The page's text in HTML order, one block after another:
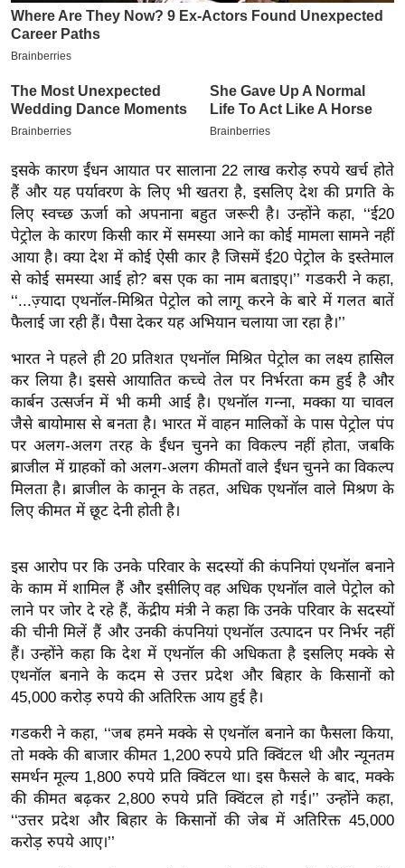
6
क्रा
इ
म
ई
-
पे
प
र
मि
सा
ल
बे
मि
सा
ल
श
ख्सि
य
त
इं
डि
या
सा
हि
त्य
ग
त
ऑ
टो
व
इसके कारण ईंधन आयात पर सालाना 22 लाख करोड़ रुपये खर्च होते
हैं और यह पर्यावरण के लिए भी खतरा है, इसलिए देश की प्रगति के
लिए स्वच्छ ऊर्जा को अपनाना बहुत जरूरी है। उन्होंने कहा, ‘‘ई20
पेट्रोल के कारण किसी कार में समस्या आने का कोई मामला सामने नहीं
आया है। क्या देश में कोई ऐसी कार है जिसमें ई20 पेट्रोल के इस्तेमाल
से कोई समस्या आई हो? बस एक का नाम बताइए।’’ गडकरी ने कहा,
‘‘...ज़्यादा एथनॉल-मिश्रित पेट्रोल को लागू करने के बारे में गलत बातें
फैलाई जा रही हैं। पैसा देकर यह अभियान चलाया जा रहा है।’’
भारत ने पहले ही 20 प्रतिशत एथनॉल मिश्रित पेट्रोल का लक्ष्य हासिल
कर लिया है। इससे आयातित कच्चे तेल पर निर्भरता कम हुई है और
कार्बन उत्सर्जन में भी कमी आई है। एथनॉल गन्ना, मक्का या चावल
जैसे बायोमास से बनता है। भारत में वाहन मालिकों के पास पेट्रोल पंप
पर अलग-अलग तरह के ईंधन चुनने का विकल्प नहीं होता, जबकि
ब्राजील में ग्राहकों को अलग-अलग कीमतों वाले ईंधन चुनने का विकल्प
मिलता है। ब्राजील के कानून के तहत, अधिक एथनॉल वाले मिश्रण के
लिए कीमत में छूट देनी होती है।
इस आरोप पर कि उनके परिवार के सदस्यों की कंपनियां एथनॉल बनाने
के काम में शामिल हैं और इसीलिए वह अधिक एथनॉल वाले पेट्रोल को
लाने पर जोर दे रहे हैं, केंद्रीय मंत्री ने कहा कि उनके परिवार के सदस्यों
की चीनी मिलें हैं और उनकी कंपनियां एथनॉल उत्पादन पर निर्भर नहीं
हैं। उन्होंने कहा कि देश में एथनॉल की अधिकता है इसलिए मक्के से
एथनॉल बनाने के कदम से उत्तर प्रदेश और बिहार के किसानों को
45,000 करोड़ रुपये की अतिरिक्त आय हुई है।
गडकरी ने कहा, ‘‘जब हमने मक्के से एथनॉल बनाने का फैसला किया,
तो मक्के की बाजार कीमत 1,200 रुपये प्रति क्विंटल थी और न्यूनतम
समर्थन मूल्य 1,800 रुपये प्रति क्विंटल था। इस फैसले के बाद, मक्के
की कीमत बढ़कर 2,800 रुपये प्रति क्विंटल हो गई।’’ उन्होंने कहा,
‘‘उत्तर प्रदेश और बिहार के किसानों की जेब में अतिरिक्त 45,000
करोड़ रुपये आए।’’